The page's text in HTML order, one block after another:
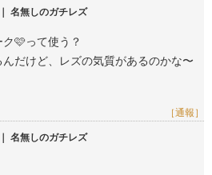
名無しのガチレズ
🩷って使う？
んだけど、レズの気質があるのかな〜
［通報］
名無しのガチレズ